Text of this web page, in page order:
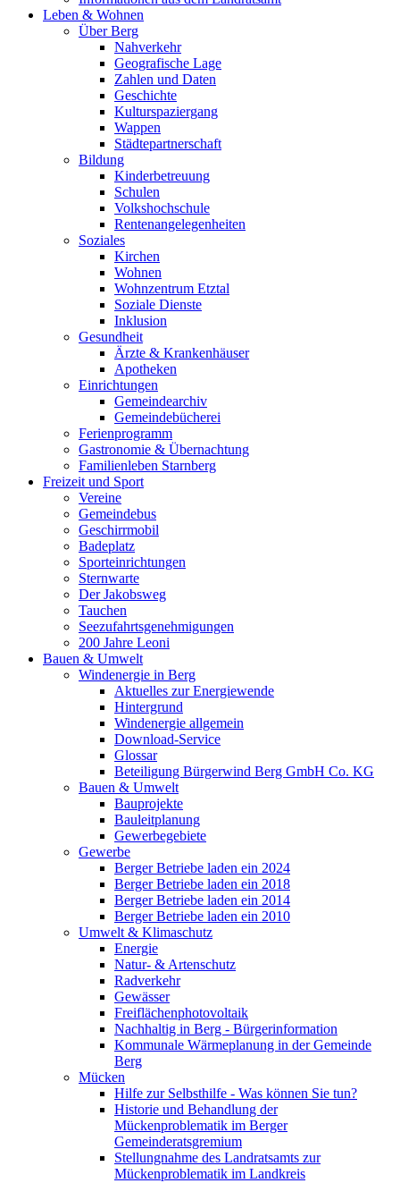
Leben & Wohnen
Über Berg
Nahverkehr
Geografische Lage
Zahlen und Daten
Geschichte
Kulturspaziergang
Wappen
Städtepartnerschaft
Bildung
Kinderbetreuung
Schulen
Volkshochschule
Rentenangelegenheiten
Soziales
Kirchen
Wohnen
Wohnzentrum Etztal
Soziale Dienste
Inklusion
Gesundheit
Ärzte & Krankenhäuser
Apotheken
Einrichtungen
Gemeindearchiv
Gemeindebücherei
Ferienprogramm
Gastronomie & Übernachtung
Familienleben Starnberg
Freizeit und Sport
Vereine
Gemeindebus
Geschirrmobil
Badeplatz
Sporteinrichtungen
Sternwarte
Der Jakobsweg
Tauchen
Seezufahrtsgenehmigungen
200 Jahre Leoni
Bauen & Umwelt
Windenergie in Berg
Aktuelles zur Energiewende
Hintergrund
Windenergie allgemein
Download-Service
Glossar
Beteiligung Bürgerwind Berg GmbH Co. KG
Bauen & Umwelt
Bauprojekte
Bauleitplanung
Gewerbegebiete
Gewerbe
Berger Betriebe laden ein 2024
Berger Betriebe laden ein 2018
Berger Betriebe laden ein 2014
Berger Betriebe laden ein 2010
Umwelt & Klimaschutz
Energie
Natur- & Artenschutz
Radverkehr
Gewässer
Freiflächenphotovoltaik
Nachhaltig in Berg - Bürgerinformation
Kommunale Wärmeplanung in der Gemeinde
Berg
Mücken
Hilfe zur Selbsthilfe - Was können Sie tun?
Historie und Behandlung der
Mückenproblematik im Berger
Gemeinderatsgremium
Stellungnahme des Landratsamts zur
Mückenproblematik im Landkreis